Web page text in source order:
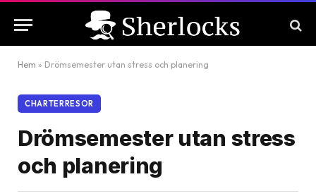
Hem » Drömsemester utan stress och planering
CHARTERRESOR
Drömsemester utan stress
och planering